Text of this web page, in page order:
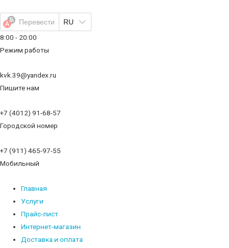
содержимому
Перевести
RU
8:00 - 20:00
Режим работы
kvk.39@yandex.ru
Пишите нам
+7 (4012) 91-68-57
Городской номер
+7 (911) 465-97-55
Мобильный
Главная
Услуги
Прайс-лист
Интернет-магазин
Доставка и оплата